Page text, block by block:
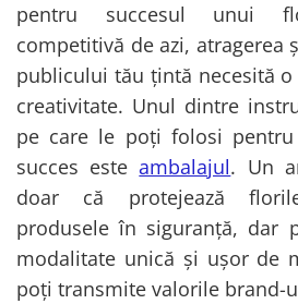
pentru succesul unui
competitivă de azi, atragerea
publicului tău țintă necesită o
creativitate. Unul dintre
pe care le poți folosi
succes esteambalajul. Un
doar că protejează
produsele în siguranță, dar
modalitate unică și ușor de
poți transmite valorile brand-